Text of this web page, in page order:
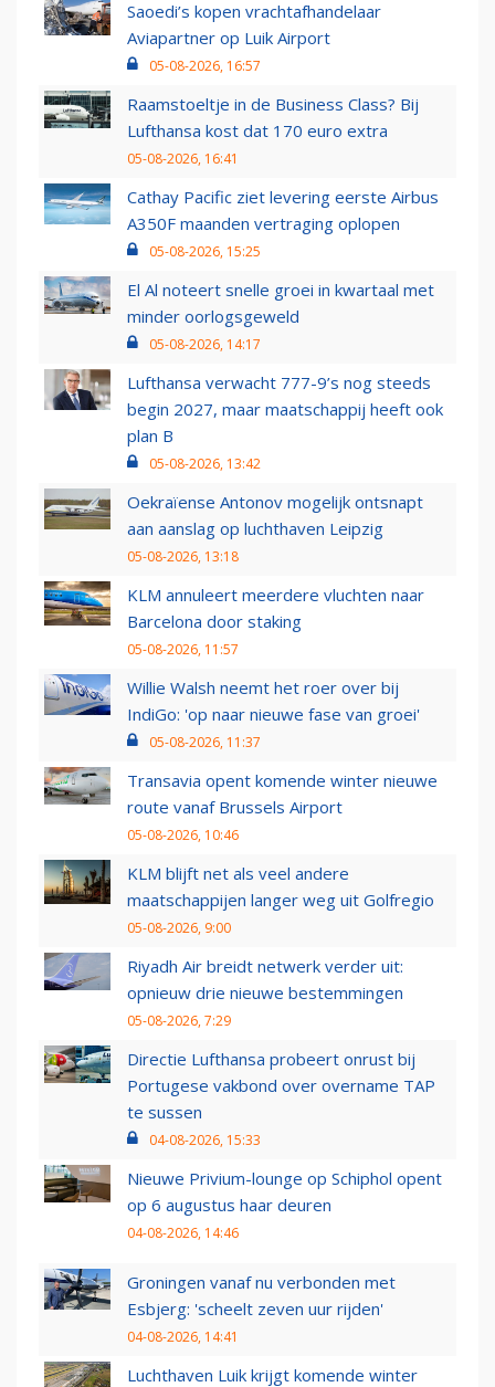
Saoedi’s kopen vrachtafhandelaar
Aviapartner op Luik Airport
05-08-2026, 16:57
Raamstoeltje in de Business Class? Bij
Lufthansa kost dat 170 euro extra
05-08-2026, 16:41
Cathay Pacific ziet levering eerste Airbus
A350F maanden vertraging oplopen
05-08-2026, 15:25
El Al noteert snelle groei in kwartaal met
minder oorlogsgeweld
05-08-2026, 14:17
Lufthansa verwacht 777-9’s nog steeds
begin 2027, maar maatschappij heeft ook
plan B
05-08-2026, 13:42
Oekraïense Antonov mogelijk ontsnapt
aan aanslag op luchthaven Leipzig
05-08-2026, 13:18
KLM annuleert meerdere vluchten naar
Barcelona door staking
05-08-2026, 11:57
Willie Walsh neemt het roer over bij
IndiGo: 'op naar nieuwe fase van groei'
05-08-2026, 11:37
Transavia opent komende winter nieuwe
route vanaf Brussels Airport
05-08-2026, 10:46
KLM blijft net als veel andere
maatschappijen langer weg uit Golfregio
05-08-2026, 9:00
Riyadh Air breidt netwerk verder uit:
opnieuw drie nieuwe bestemmingen
05-08-2026, 7:29
Directie Lufthansa probeert onrust bij
Portugese vakbond over overname TAP
te sussen
04-08-2026, 15:33
Nieuwe Privium-lounge op Schiphol opent
op 6 augustus haar deuren
04-08-2026, 14:46
Groningen vanaf nu verbonden met
Esbjerg: 'scheelt zeven uur rijden'
04-08-2026, 14:41
Luchthaven Luik krijgt komende winter